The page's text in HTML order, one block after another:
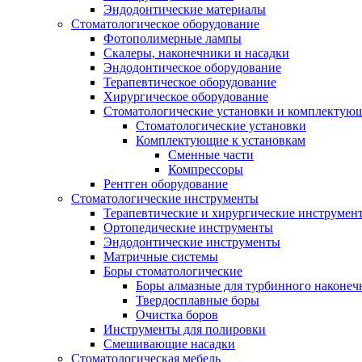
Эндодонтические материалы
Стоматологическое оборудование
Фотополимерные лампы
Скалеры, наконечники и насадки
Эндодонтическое оборудование
Терапевтическое оборудование
Хирургическое оборудование
Стоматологические установки и
Стоматологические установки
Комплектующие к установкам
Сменные части
Компрессоры
Рентген оборудование
Стоматологические инструменты
Терапевтические и хирургические
Ортопедические инструменты
Эндодонтические инструменты
Матричные системы
Боры стоматологические
Боры алмазные для турбинного
Твердосплавные боры
Очистка боров
Инструменты для полировки
Смешивающие насадки
Стоматологическая мебель